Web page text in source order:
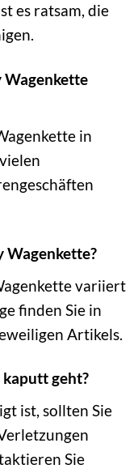
es ratsam, die
Wagenkette
in
Wagenkette?
variiert
finden Sie in
Artikels.
geht?
ist, sollten Sie
Sie